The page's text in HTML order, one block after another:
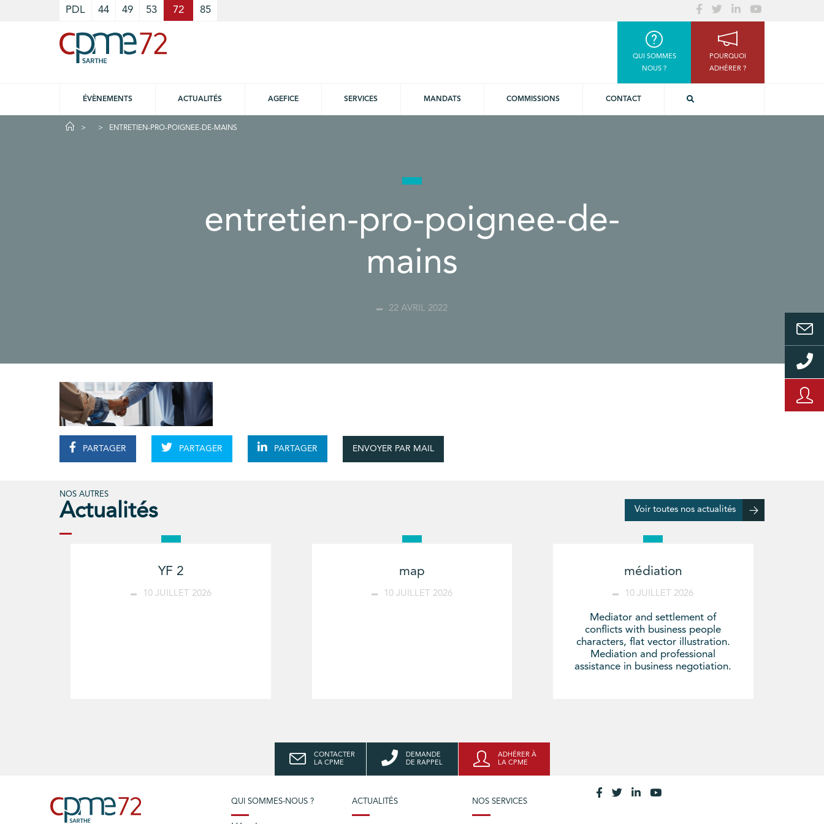
PDL 44 49 53 72 85
QUI SOMMES
NOUS ?
POURQUOI
ADHÉRER ?
ÉVÈNEMENTS ACTUALITÉS AGEFICE SERVICES MANDATS COMMISSIONS CONTACT
ENTRETIEN-PRO-POIGNEE-DE-MAINS
entretien-pro-poignee-de-
mains
22 AVRIL 2022
PARTAGER PARTAGER PARTAGER ENVOYER PAR MAIL
NOS AUTRES
Actualités Voir toutes nos actualités
YF 2
10 JUILLET 2026
map
10 JUILLET 2026
médiation
10 JUILLET 2026
Mediator and settlement of
conflicts with business people
characters, flat vector illustration.
Mediation and professional
assistance in business negotiation.
CONTACTER
LA CPME
DEMANDE
DE RAPPEL
ADHÉRER À
LA CPME
QUI SOMMES-NOUS ? ACTUALITÉS NOS SERVICES
Cookies management panel